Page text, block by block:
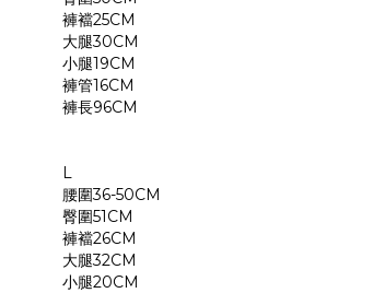
褲襠25CM
大腿30CM
小腿19CM
褲管16CM
褲長96CM
L
腰圍36-50CM
臀圍51CM
褲襠26CM
大腿32CM
小腿20CM